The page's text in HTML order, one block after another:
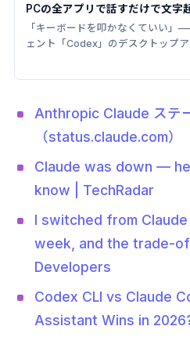
PCの全アプリで話すだけで文字
「キーボードを叩かなくていい
ェント「Codex」のデスクトップ
Anthropic Claude ステ
（status.claude.com）
Claude was down —
know | TechRadar
I switched from
week, and the trade-
Developers
Codex CLI vs Claude
Assistant Wins in